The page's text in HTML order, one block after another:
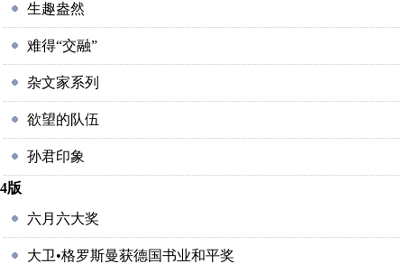
生趣盎然
难得“交融”
杂文家系列
欲望的队伍
孙君印象
4版
六月六大奖
大卫•格罗斯曼获德国书业和平奖